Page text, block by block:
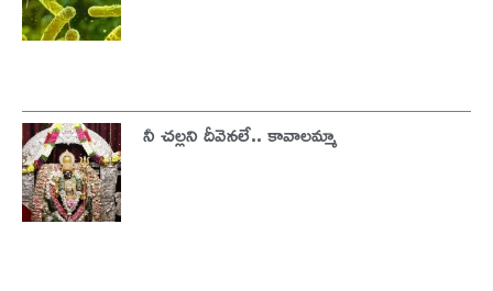
నీ చల్లని దీవెనలే.. కావాలమ్మా